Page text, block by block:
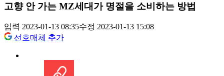
고향 안 가는 MZ세대가 명절을 소비하는 방법
입력 2023-01-13 08:35수정 2023-01-13 15:08
선호매체 추가